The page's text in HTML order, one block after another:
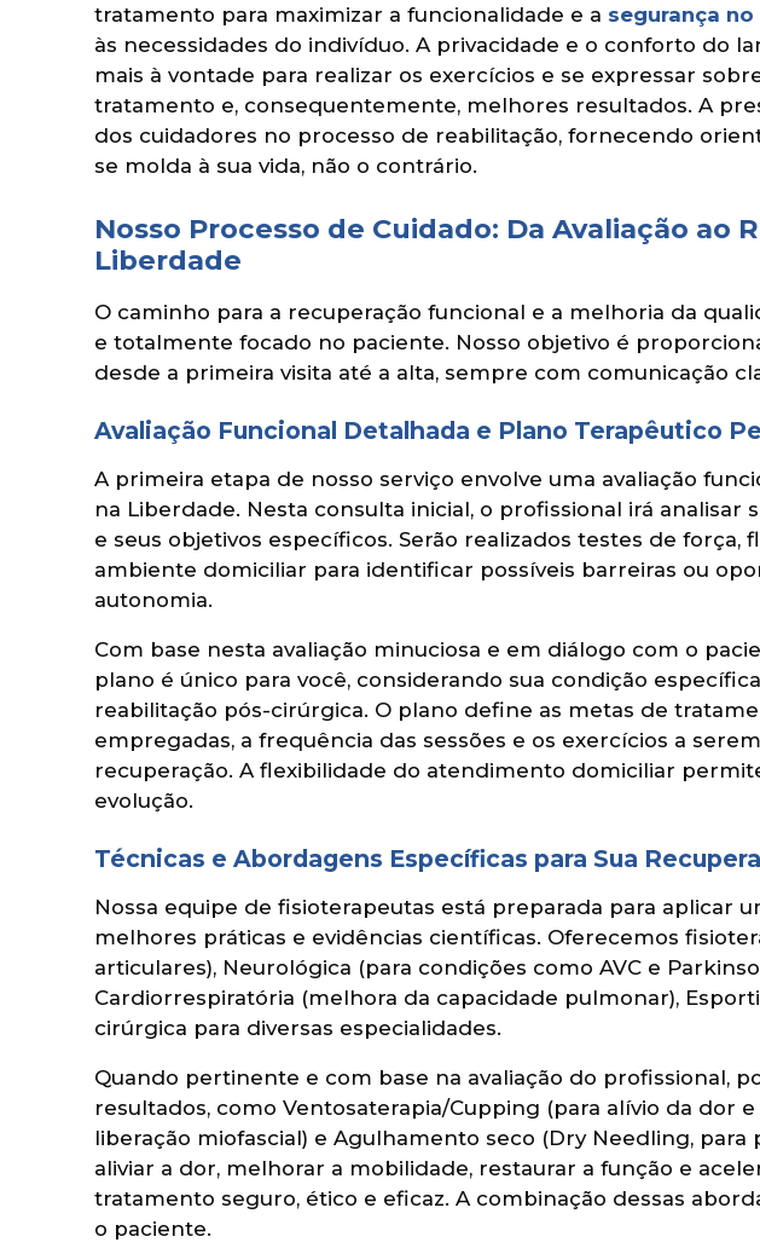
tratamento para maximizar a funcionalidade e a segurança
às necessidades do indivíduo. A privacidade e o conforto do
mais à vontade para realizar os exercícios e se expressar
tratamento e, consequentemente, melhores resultados. A
dos cuidadores no processo de reabilitação, fornecendo
se molda à sua vida, não o contrário.
Nosso Processo de Cuidado: Da Avaliação
Liberdade
O caminho para a recuperação funcional e a melhoria da
e totalmente focado no paciente. Nosso objetivo é
desde a primeira visita até a alta, sempre com comunicação
Avaliação Funcional Detalhada e Plano Terapêutico
A primeira etapa de nosso serviço envolve uma avaliação
na Liberdade. Nesta consulta inicial, o profissional irá analisar
e seus objetivos específicos. Serão realizados testes de
ambiente domiciliar para identificar possíveis barreiras ou
autonomia.
Com base nesta avaliação minuciosa e em diálogo com o
plano é único para você, considerando sua condição
reabilitação pós-cirúrgica. O plano define as metas de
empregadas, a frequência das sessões e os exercícios a
recuperação. A flexibilidade do atendimento domiciliar
evolução.
Técnicas e Abordagens Específicas para Sua
Nossa equipe de fisioterapeutas está preparada para aplicar
melhores práticas e evidências científicas. Oferecemos
articulares), Neurológica (para condições como AVC e
Cardiorrespiratória (melhora da capacidade pulmonar),
cirúrgica para diversas especialidades.
Quando pertinente e com base na avaliação do profissional,
resultados, como Ventosaterapia/Cupping (para alívio da dor
liberação miofascial) e Agulhamento seco (Dry Needling,
aliviar a dor, melhorar a mobilidade, restaurar a função e
tratamento seguro, ético e eficaz. A combinação dessas
o paciente.